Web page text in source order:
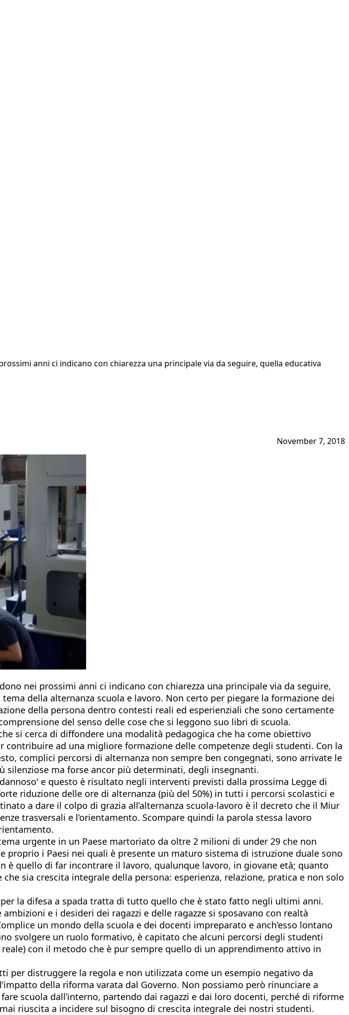
anni ci indicano con chiarezza una principale via da seguire, quella educativa
November 7, 2018
nei prossimi anni ci indicano con chiarezza una principale via da seguire,
della alternanza scuola e lavoro. Non certo per piegare la formazione dei
della persona dentro contesti reali ed esperienziali che sono certamente
del senso delle cose che si leggono suo libri di scuola.
si cerca di diffondere una modalità pedagogica che ha come obiettivo
ad una migliore formazione delle competenze degli studenti. Con la
complici percorsi di alternanza non sempre ben congegnati, sono arrivate le
ma forse ancor più determinati, degli insegnanti.
e questo è risultato negli interventi previsti dalla prossima Legge di
riduzione delle ore di alternanza (più del 50%) in tutti i percorsi scolastici e
a dare il colpo di grazia all’alternanza scuola-lavoro è il decreto che il Miur
trasversali e l’orientamento. Scompare quindi la parola stessa lavoro
urgente in un Paese martoriato da oltre 2 milioni di under 29 che non
i Paesi nei quali è presente un maturo sistema di istruzione duale sono
quello di far incontrare il lavoro, qualunque lavoro, in giovane età; quanto
sia crescita integrale della persona: esperienza, relazione, pratica e non solo
la difesa a spada tratta di tutto quello che è stato fatto negli ultimi anni.
e i desideri dei ragazzi e delle ragazze si sposavano con realtà
un mondo della scuola e dei docenti impreparato e anch’esso lontano
svolgere un ruolo formativo, è capitato che alcuni percorsi degli studenti
con il metodo che è pur sempre quello di un apprendimento attivo in
per distruggere la regola e non utilizzata come un esempio negativo da
della riforma varata dal Governo. Non possiamo però rinunciare a
scuola dall’interno, partendo dai ragazzi e dai loro docenti, perché di riforme
riuscita a incidere sul bisogno di crescita integrale dei nostri studenti.